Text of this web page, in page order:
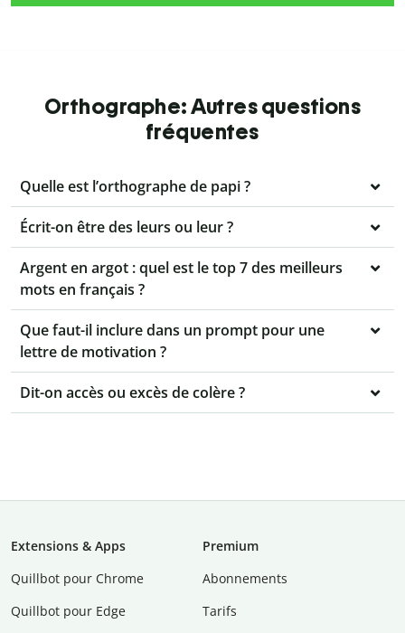
Orthographe: Autres questions
fréquentes
Quelle est l’orthographe de papi ?
Écrit-on être des leurs ou leur ?
Argent en argot : quel est le top 7 des meilleurs
mots en français ?
Que faut-il inclure dans un prompt pour une
lettre de motivation ?
Dit-on accès ou excès de colère ?
Extensions & Apps
Quillbot pour Chrome
Quillbot pour Edge
Premium
Abonnements
Tarifs